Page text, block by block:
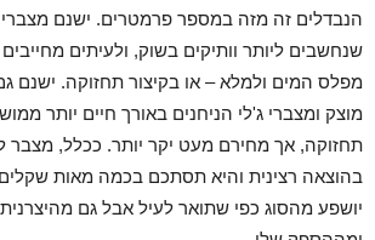
הנבדלים זה מזה במספר פרמטרים. ישנם מצברי
שנחשבים ליותר וותיקים בשוק, ולעיתים
מפלס המים ולמלא – או בקיצור תחזוקה. ישנם
מוצק ומצברי ג'לי הניחנים באורך חיים יותר
תחזוקה, אך מחירם מעט יקר יותר. ככלל, מצבר
בהוצאה רצינית והיא תסתכם בכמה מאות
יושפע מהסוג כפי שתואר לעיל אבל גם מהיצרנית